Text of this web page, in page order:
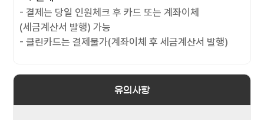
- 결제는 당일 인원체크 후 카드 또는 계좌이체
(세금계산서 발행) 가능
- 클린카드는 결제불가(계좌이체 후 세금계산서 발행)
유의사항